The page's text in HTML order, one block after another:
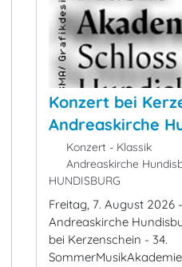
Konzert bei
Andreaskirche
Konzert - Klassik
Andreaskirche
HUNDISBURG
Freitag, 7. August 2026 -
Andreaskirche
bei Kerzenschein - 34.